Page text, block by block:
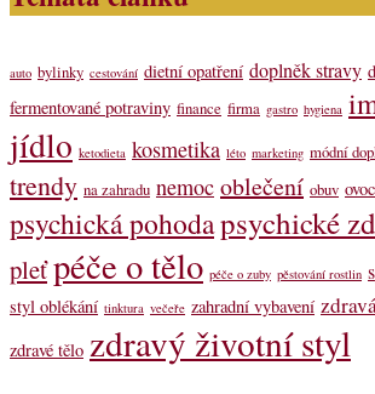
auto bylinky cestování dietní opatření doplněk stravy
fermentované potraviny finance firma gastro hygiena
jídlo ketodieta kosmetika léto marketing módní
trendy na zahradu nemoc oblečení obuv
psychická pohodapsychické
pleťpéče o tělo péče o zuby pěstování rostlin
styl oblékání tinktura večeře zahradní vybavení
zdravé tělo zdravý životní styl